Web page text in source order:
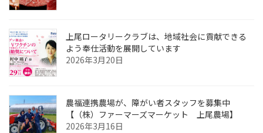
上尾ロータリークラブは、地域社会に貢献できる
よう奉仕活動を展開しています
2026年3月20日
農福連携農場が、障がい者スタッフを募集中
【（株）ファーマーズマーケット 上尾農場】
2026年3月16日